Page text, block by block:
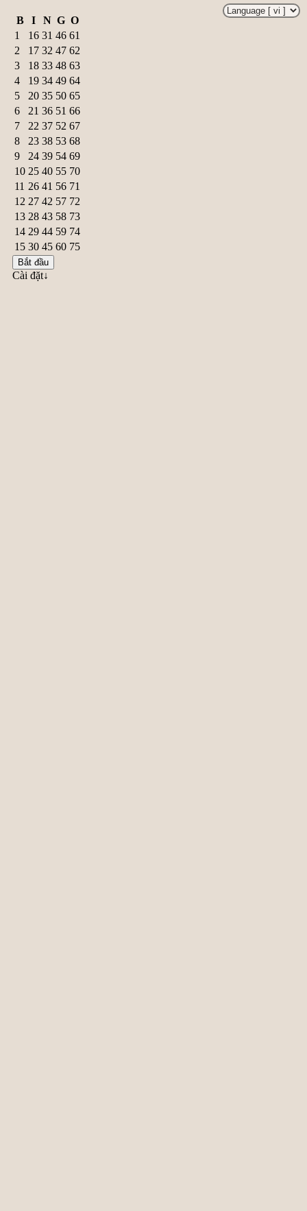
B I N G O
1
16 31 46 61
2
17 32 47 62
3
18 33 48 63
4
19 34 49 64
5
20 35 50 65
6
21 36 51 66
7
22 37 52 67
8
23 38 53 68
9
24 39 54 69
10 25 40 55 70
11 26 41 56 71
12 27 42 57 72
13 28 43 58 73
14 29 44 59 74
15 30 45 60 75
Bắt đầu
Cài đặt↓